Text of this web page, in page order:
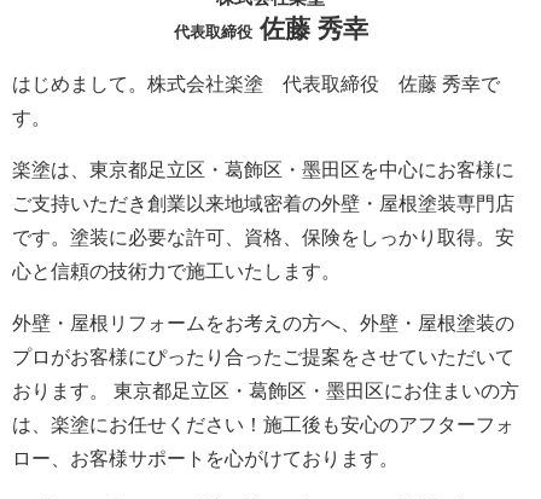
代表取締役佐藤 秀幸
はじめまして。株式会社楽塗 代表取締役 佐藤 秀幸で
す。
楽塗は、東京都足立区・葛飾区・墨田区を中心にお客様に
ご支持いただき創業以来地域密着の外壁・屋根塗装専門店
です。塗装に必要な許可、資格、保険をしっかり取得。安
心と信頼の技術力で施工いたします。
外壁・屋根リフォームをお考えの方へ、外壁・屋根塗装の
プロがお客様にぴったり合ったご提案をさせていただいて
おります。 東京都足立区・葛飾区・墨田区にお住まいの方
は、楽塗にお任せください！施工後も安心のアフターフォ
ロー、お客様サポートを心がけております。